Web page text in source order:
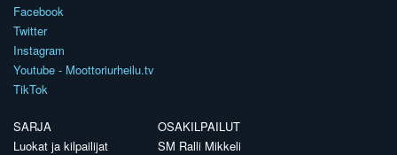
Facebook
Twitter
Instagram
Youtube - Moottoriurheilu.tv
TikTok
SARJA
Luokat ja kilpailijat
OSAKILPAILUT
SM Ralli Mikkeli